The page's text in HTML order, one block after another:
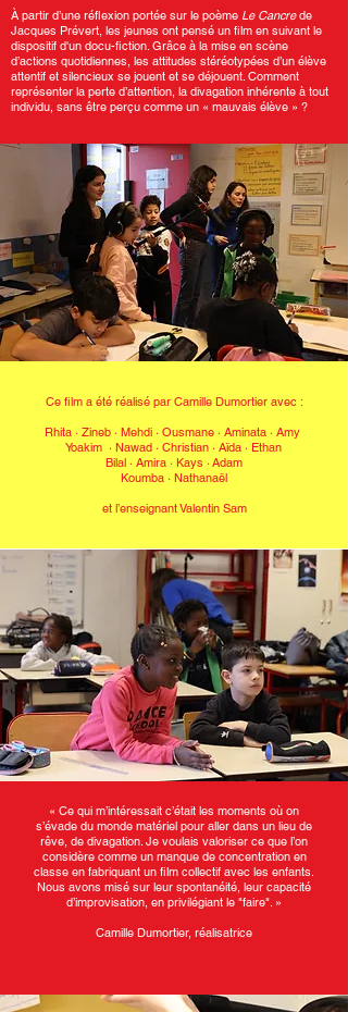
À partir d’une réflexion portée sur le poème Le Cancrede
Jacques Prévert, les jeunes ont pensé un film en suivant le
dispositif d'un docu-fiction. Grâce à la mise en scène
d’actions quotidiennes, les attitudes stéréotypées d’un élève
attentif et silencieux se jouent et se déjouent. Comment
représenter la perte d’attention, la divagation inhérente à tout
individu, sans être perçu comme un « mauvais élève » ?
Ce film a été réalisé par Camille Dumortier avec :
Rhita · Zineb · Mehdi · Ousmane · Aminata · Amy
Yoakim · Nawad · Christian · Aïda · Ethan
Bilal · Amira · Kays ·Adam
Koumba · Nathanaël
et l’enseignant Valentin Sam
« Ce qui m’intéressait c’était les moments où on
s’évade du monde matériel pour aller dans un lieu de
rêve, de divagation. Je voulais valoriser ce que l’on
considère comme un manque de concentration en
classe en fabriquant un film collectif avec les enfants.
Nous avons misé sur leur spontanéité, leur capacité
d’improvisation, en privilégiant le "faire". »
Camille Dumortier, réalisatrice